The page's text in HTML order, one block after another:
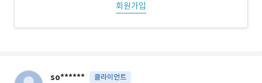
회원가입
so****** 클라이언트